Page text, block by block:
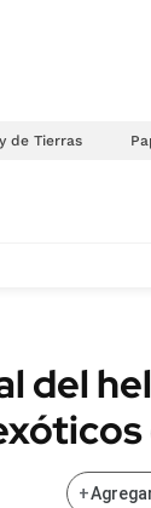
de Tierras
Sustentabilidad
Seguros
POLÍTICA
del
+